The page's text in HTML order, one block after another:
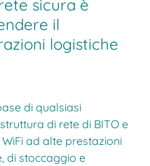
sicura è
il
logistiche
di qualsiasi
di rete di BITO e
ad alte prestazioni
di stoccaggio e